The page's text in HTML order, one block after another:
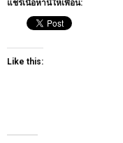
แชร์เนื้อหานี้ให้เพื่อน:
Like this: